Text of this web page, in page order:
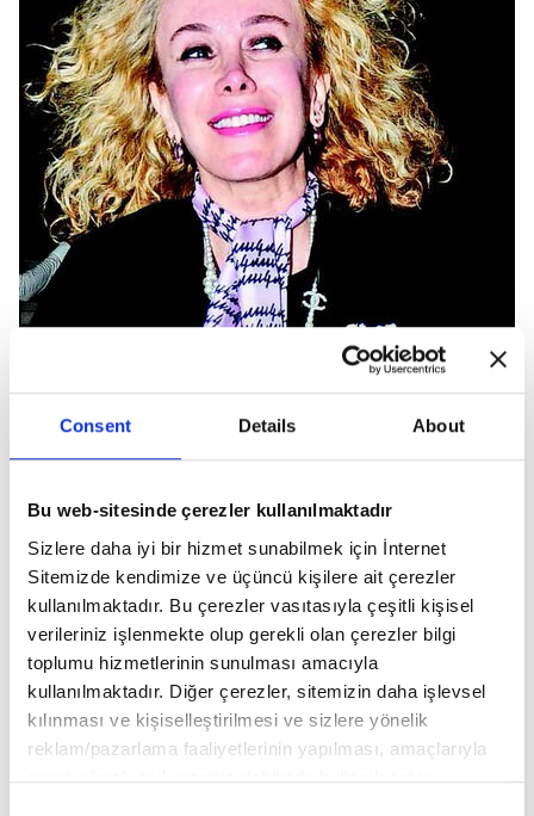
Consent Details About
Bu web-sitesinde çerezler kullanılmaktadır
Sizlere daha iyi bir hizmet sunabilmek için İnternet
Sitemizde kendimize ve üçüncü kişilere ait çerezler
kullanılmaktadır. Bu çerezler vasıtasıyla çeşitli kişisel
verileriniz işlenmekte olup gerekli olan çerezler bilgi
toplumu hizmetlerinin sunulması amacıyla
kullanılmaktadır. Diğer çerezler, sitemizin daha işlevsel
kılınması ve kişiselleştirilmesi ve sizlere yönelik
reklam/pazarlama faaliyetlerinin yapılması, amaçlarıyla
sınırlı olarak açık rızanız dahilinde kullanılacaktır.